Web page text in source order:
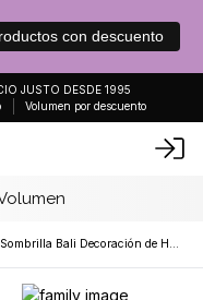
con descuento
JUSTO DESDE 1995
Volumen por descuento
Sombrilla Bali Decoración de Hogar